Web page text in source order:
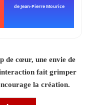
de Jean-Pierre Mourice
de cœur, une envie de
interaction fait grimper
la création.